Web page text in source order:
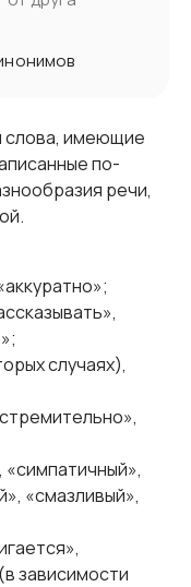
слова, имеющие
по-
речи,
случаях),
«смазливый»,
зависимости